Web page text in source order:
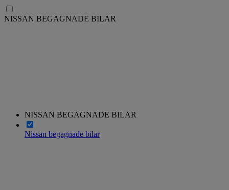
NISSAN BEGAGNADE BILAR
NISSAN BEGAGNADE BILAR
Nissan begagnade bilar